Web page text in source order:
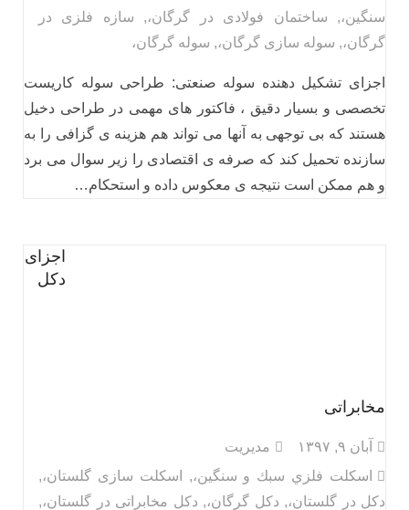
سنگين،, ساختمان فولادی در گرگان،, سازه فلزی در
گرگان،, سوله سازی گرگان،, سوله گرگان،
اجزای تشکیل دهنده سوله صنعتی: طراحی سوله کاریست
تخصصی و بسیار دقیق ، فاکتور های مهمی در طراحی دخیل
هستند که بی توجهی به آنها می تواند هم هزینه ی گزافی را به
سازنده تحمیل کند که صرفه ی اقتصادی را زیر سوال می برد
و هم ممکن است نتیجه ی معکوس داده و استحکام…
اجزای
دکل
مخابراتی
آبان ۹, ۱۳۹۷
مدیریت
اسكلت فلزي سبك و سنگين،, اسکلت سازی گلستان،,
دکل در گلستان،, دکل گرگان،, دکل مخابراتی در گلستان،,